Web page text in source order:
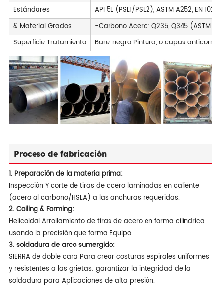
Estándares
API 5L (PSL1/PSL2), ASTM A252, EN
& Material Grados
-Carbono Acero: Q235, Q345 (ASTM
Superficie Tratamiento
Bare, negro Pintura, o capas
Proceso de fabricación
1. Preparación de la materia prima:
Inspección Y corte de tiras de acero laminadas en caliente
(acero al carbono/HSLA) a las anchuras requeridas.
2. Coiling & Forming:
Helicoidal Arrollamiento de tiras de acero en forma cilíndrica
usando la precisión que forma Equipo.
3. soldadura de arco sumergido:
SIERRA de doble cara Para crear costuras espirales uniformes
y resistentes a las grietas: garantizar la integridad de la
soldadura para Aplicaciones de alta presión.